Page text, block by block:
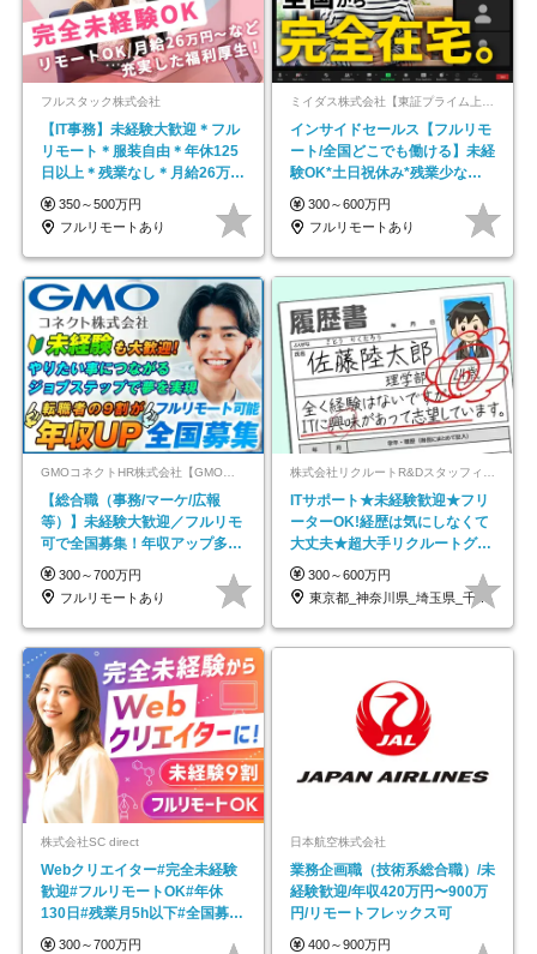
フルスタック株式会社
【IT事務】未経験大歓迎＊フル
リモート＊服装自由＊年休125
日以上＊残業なし＊月給26万円
以上
350～500万円
フルリモートあり
ミイダス株式会社【東証プライム上場パーソルグループ】
インサイドセールス【フルリモ
ート/全国どこでも働ける】未経
験OK*土日祝休み*残業少なめ*
在宅勤務手当あり
300～600万円
フルリモートあり
GMOコネクトHR株式会社【GMOインターネットグループ】
【総合職（事務/マーケ/広報
等）】未経験大歓迎／フルリモ
可で全国募集！年収アップ多数
★年休最大130日★
300～700万円
フルリモートあり
ITサポート★未経験歓迎★フリ
ーターOK!経歴は気にしなくて
大丈夫★超大手リクルートグル
ープの正社員/sg
300～600万円
東京都_神奈川県_埼玉県_千葉県_大阪府…
株式会社SC direct
Webクリエイター#完全未経験
歓迎#フルリモートOK#年休
130日#残業月5h以下#全国募集
#最大1年の研修
300～700万円
日本航空株式会社
業務企画職（技術系総合職）/未
経験歓迎/年収420万円〜900万
円/リモートフレックス可
400～900万円